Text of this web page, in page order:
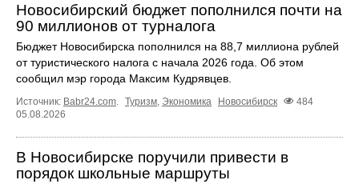
Новосибирский бюджет пополнился почти на
90 миллионов от турналога
Бюджет Новосибирска пополнился на 88,7 миллиона рублей
от туристического налога с начала 2026 года. Об этом
сообщил мэр города Максим Кудрявцев.
Источник: Babr24.com. Туризм, Экономика Новосибирск
484
05.08.2026
В Новосибирске поручили привести в
порядок школьные маршруты